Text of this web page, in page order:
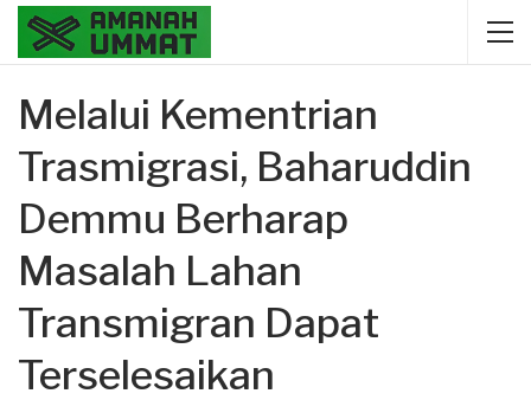
Melalui Kementrian
Trasmigrasi, Baharuddin
Demmu Berharap
Masalah Lahan
Transmigran Dapat
Terselesaikan